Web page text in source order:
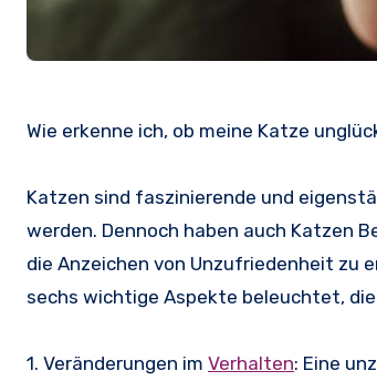
Wie erkenne ich, ob meine Katze
Katzen sind faszinierende und
werden. Dennoch haben auch Katzen
die Anzeichen von Unzufriedenheit zu
sechs wichtige Aspekte beleuchtet,
1. Veränderungen im Verhalten: Eine